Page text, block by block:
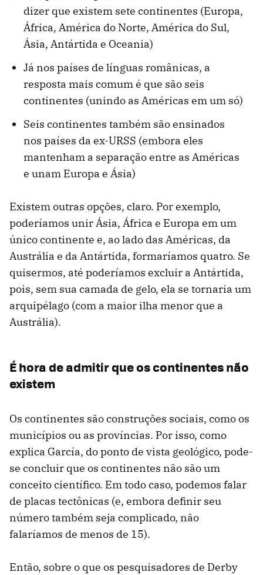
dizer que existem sete continentes (Europa,
África, América do Norte, América do Sul,
Ásia, Antártida e Oceania)
Já nos países de línguas românicas, a
resposta mais comum é que são seis
continentes (unindo as Américas em um só)
Seis continentes também são ensinados
nos países da ex-URSS (embora eles
mantenham a separação entre as Américas
e unam Europa e Ásia)
Existem outras opções, claro. Por exemplo,
poderíamos unir Ásia, África e Europa em um
único continente e, ao lado das Américas, da
Austrália e da Antártida, formaríamos quatro. Se
quisermos, até poderíamos excluir a Antártida,
pois, sem sua camada de gelo, ela se tornaria um
arquipélago (com a maior ilha menor que a
Austrália).
É hora de admitir que os continentes não
existem
Os continentes são construções sociais, como os
municípios ou as províncias. Por isso, como
explica García, do ponto de vista geológico, pode-
se concluir que os continentes não são um
conceito científico. Em todo caso, podemos falar
de placas tectônicas (e, embora definir seu
número também seja complicado, não
falaríamos de menos de 15).
Então, sobre o que os pesquisadores de Derby